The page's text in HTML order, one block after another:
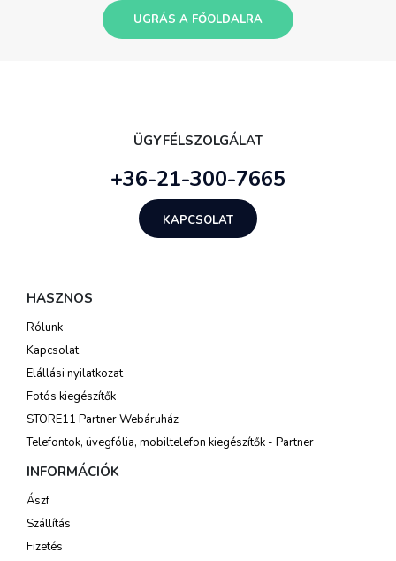
UGRÁS A FŐOLDALRA
ÜGYFÉLSZOLGÁLAT
+36-21-300-7665
KAPCSOLAT
HASZNOS
Rólunk
Kapcsolat
Elállási nyilatkozat
Fotós kiegészítők
STORE11 Partner Webáruház
Telefontok, üvegfólia, mobiltelefon kiegészítők - Partner
INFORMÁCIÓK
Ászf
Szállítás
Fizetés